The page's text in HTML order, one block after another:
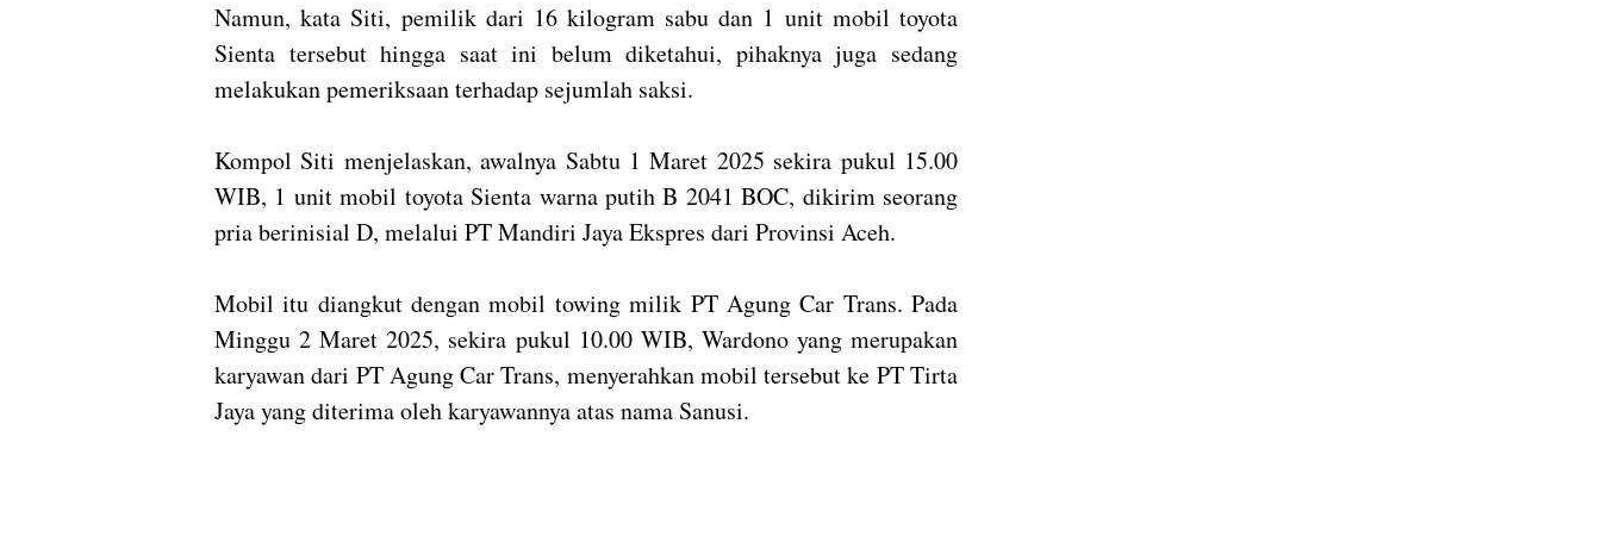
Namun, kata Siti, pemilik dari 16 kilogram sabu dan 1 unit mobil toyota
Sienta tersebut hingga saat ini belum diketahui, pihaknya juga sedang
melakukan pemeriksaan terhadap sejumlah saksi.
Kompol Siti menjelaskan, awalnya Sabtu 1 Maret 2025 sekira pukul 15.00
WIB, 1 unit mobil toyota Sienta warna putih B 2041 BOC, dikirim seorang
pria berinisial D, melalui PT Mandiri Jaya Ekspres dari Provinsi Aceh.
Mobil itu diangkut dengan mobil towing milik PT Agung Car Trans. Pada
Minggu 2 Maret 2025, sekira pukul 10.00 WIB, Wardono yang merupakan
karyawan dari PT Agung Car Trans, menyerahkan mobil tersebut ke PT Tirta
Jaya yang diterima oleh karyawannya atas nama Sanusi.